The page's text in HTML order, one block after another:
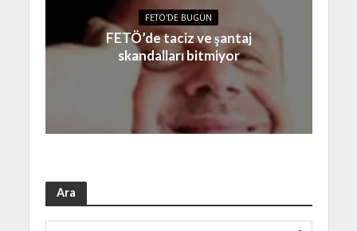
FETÖ'DE BUGÜN
FETÖ’de taciz ve şantaj
skandalları bitmiyor
Ara